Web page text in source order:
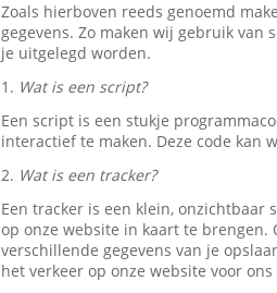
Zoals hierboven reeds genoemd
gegevens. Zo maken wij gebruik van
je uitgelegd worden.
1. Wat is een script?
Een script is een stukje
interactief te maken. Deze code kan
2. Wat is een tracker?
Een tracker is een klein,
op onze website in kaart te
verschillende gegevens van je
het verkeer op onze website voor